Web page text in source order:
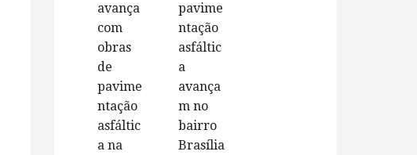
avança
com
obras
de
pavime
ntação
asfáltic
a na
pavime
ntação
asfáltic
a
avança
m no
bairro
Brasília